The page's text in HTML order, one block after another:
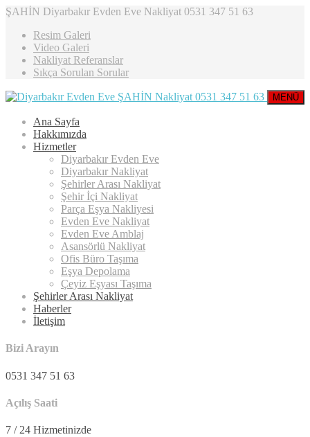
ŞAHİN Diyarbakır Evden Eve Nakliyat 0531 347 51 63
Resim Galeri
Video Galeri
Nakliyat Referanslar
Sıkça Sorulan Sorular
MENÜ
Ana Sayfa
Hakkımızda
Hizmetler
Diyarbakır Evden Eve
Diyarbakır Nakliyat
Şehirler Arası Nakliyat
Şehir İçi Nakliyat
Parça Eşya Nakliyesi
Evden Eve Nakliyat
Evden Eve Amblaj
Asansörlü Nakliyat
Ofis Büro Taşıma
Eşya Depolama
Çeyiz Eşyası Taşıma
Şehirler Arası Nakliyat
Haberler
İletişim
Bizi Arayın
0531 347 51 63
Açılış Saati
7 / 24 Hizmetinizde